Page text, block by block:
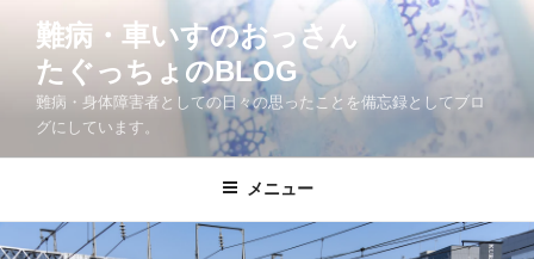
へ
ッ
難病・車いすのおっさん
たぐっちょのBLOG
難病・身体障害者としての日々の思ったことを備忘録としてブロ
グにしています。
メニュー